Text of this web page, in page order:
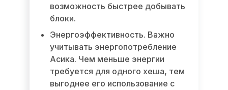
возможность быстрее добывать
блоки.
Энергоэффективность. Важно
учитывать энергопотребление
Асика. Чем меньше энергии
требуется для одного хеша, тем
выгоднее его использование с